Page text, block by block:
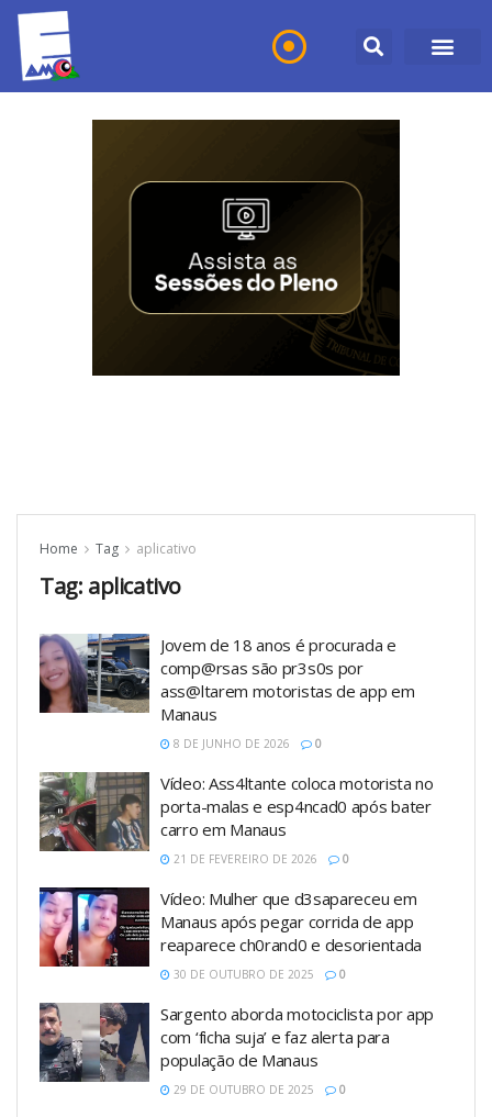
Home Tag aplicativo
Tag: aplicativo
Jovem de 18 anos é procurada e
comp@rsas são pr3s0s por
ass@ltarem motoristas de app em
Manaus
8 DE JUNHO DE 2026 0
Vídeo: Ass4ltante coloca motorista no
porta-malas e esp4ncad0 após bater
carro em Manaus
21 DE FEVEREIRO DE 2026 0
Vídeo: Mulher que d3sapareceu em
Manaus após pegar corrida de app
reaparece ch0rand0 e desorientada
30 DE OUTUBRO DE 2025 0
Sargento aborda motociclista por app
com ‘ficha suja’ e faz alerta para
população de Manaus
29 DE OUTUBRO DE 2025 0